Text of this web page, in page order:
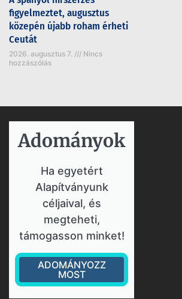
figyelmeztet, augusztus
közepén újabb roham érheti
Ceutát
2026. augusztus 7.
Nincs
hozzászólás
Adományok​
Ha egyetért
Alapítványunk
céljaival, és
megteheti,
támogasson minket!
ADOMÁNYOZZ
MOST